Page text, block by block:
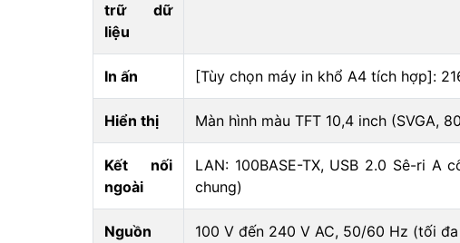
trữ dữ
liệu
In ấn [Tùy chọn máy in khổ A4 tích hợp]:
Hiển thị Màn hình màu TFT 10,4 inch (SVGA,
Kết nối
ngoài
LAN: 100BASE-TX, USB 2.0 Sê-ri
chung)
Nguồn 100 V đến 240 V AC, 50/60 Hz (tối